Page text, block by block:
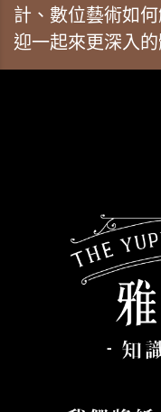
計、數位藝術如
迎一起來更深入的